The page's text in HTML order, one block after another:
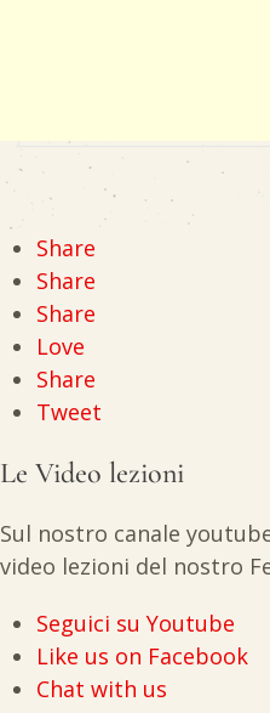
Share
Share
Share
Love
Share
Tweet
Le Video lezioni
Sul nostro canale
video lezioni del nostro
Seguici su Youtube
Like us on Facebook
Chat with us